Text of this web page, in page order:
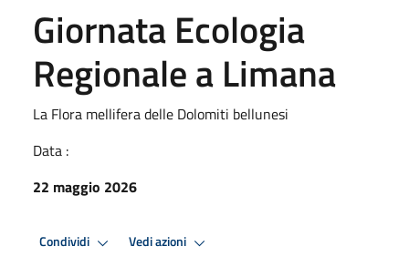
Giornata Ecologia
Regionale a Limana
La Flora mellifera delle Dolomiti bellunesi
Data :
22 maggio 2026
Condividi Vedi azioni